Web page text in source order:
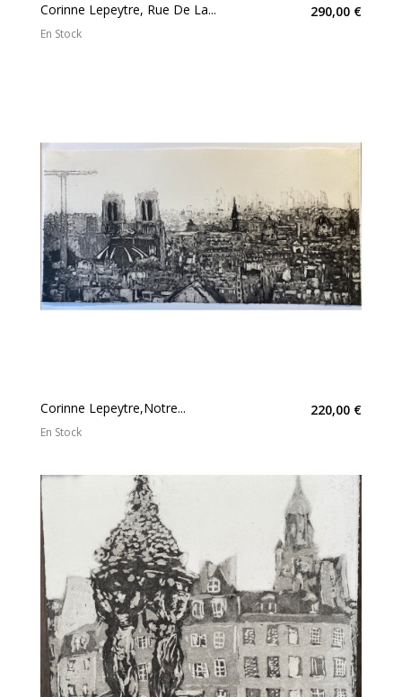
Corinne Lepeytre, Rue De La... 290,00 €
En Stock
Corinne Lepeytre,Notre... 220,00 €
En Stock